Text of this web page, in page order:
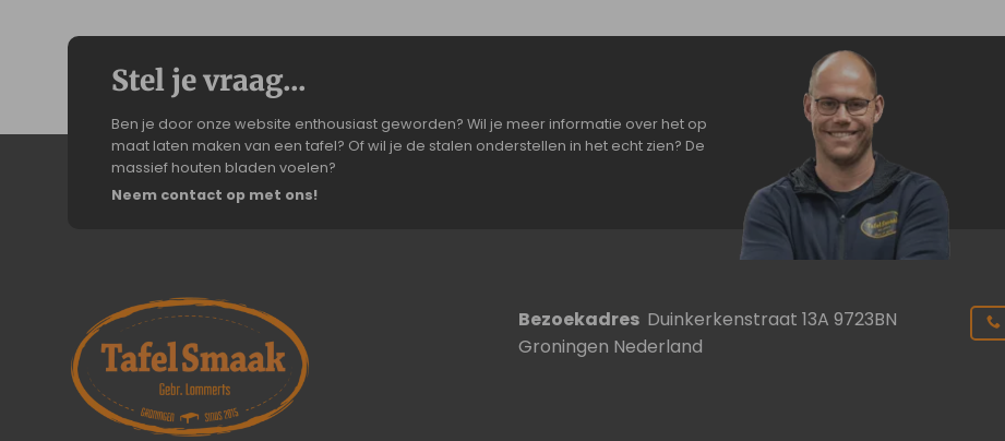
Stel je vraag...
Ben je door onze website enthousiast geworden? Wil je meer informatie over het op
maat laten maken van een tafel? Of wil je de stalen onderstellen in het echt zien? De
massief houten bladen voelen?
Neem contact op met ons!
Bezoekadres Duinkerkenstraat 13A 9723BN
Groningen Nederland